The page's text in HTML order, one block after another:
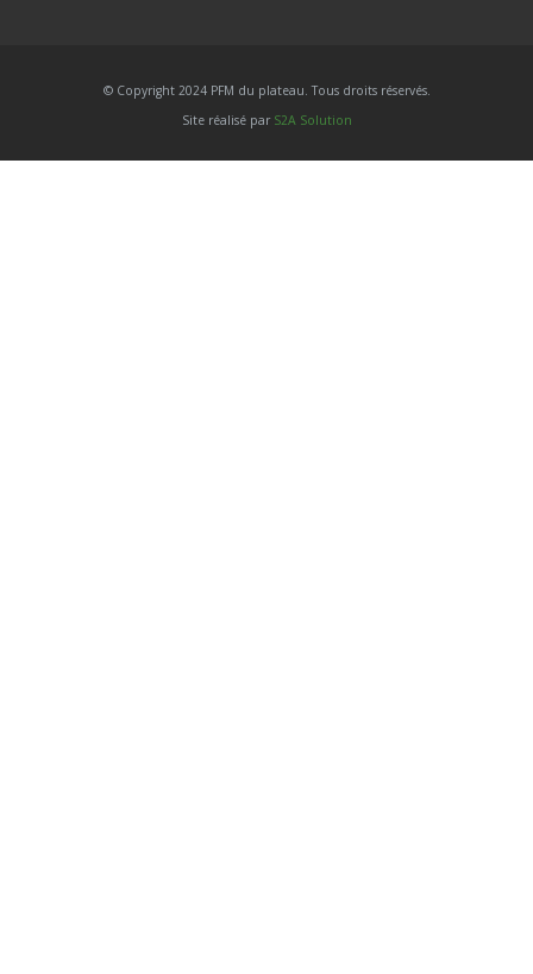
© Copyright 2024 PFM du plateau. Tous droits réservés.
Site réalisé par S2A Solution